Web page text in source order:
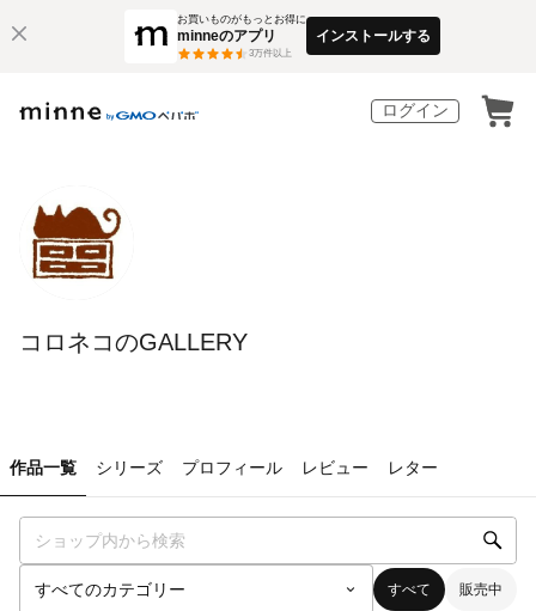
お買いものがもっとお得に
minneのアプリ
3万件以上
インストールする
ログイン
コロネコのGALLERY
作品一覧 シリーズ プロフィール レビュー レター
すべて 販売中